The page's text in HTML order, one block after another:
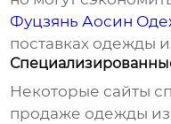
Фуцзянь Аосин
поставках одежды
Некоторые сайты
продаже одежды из